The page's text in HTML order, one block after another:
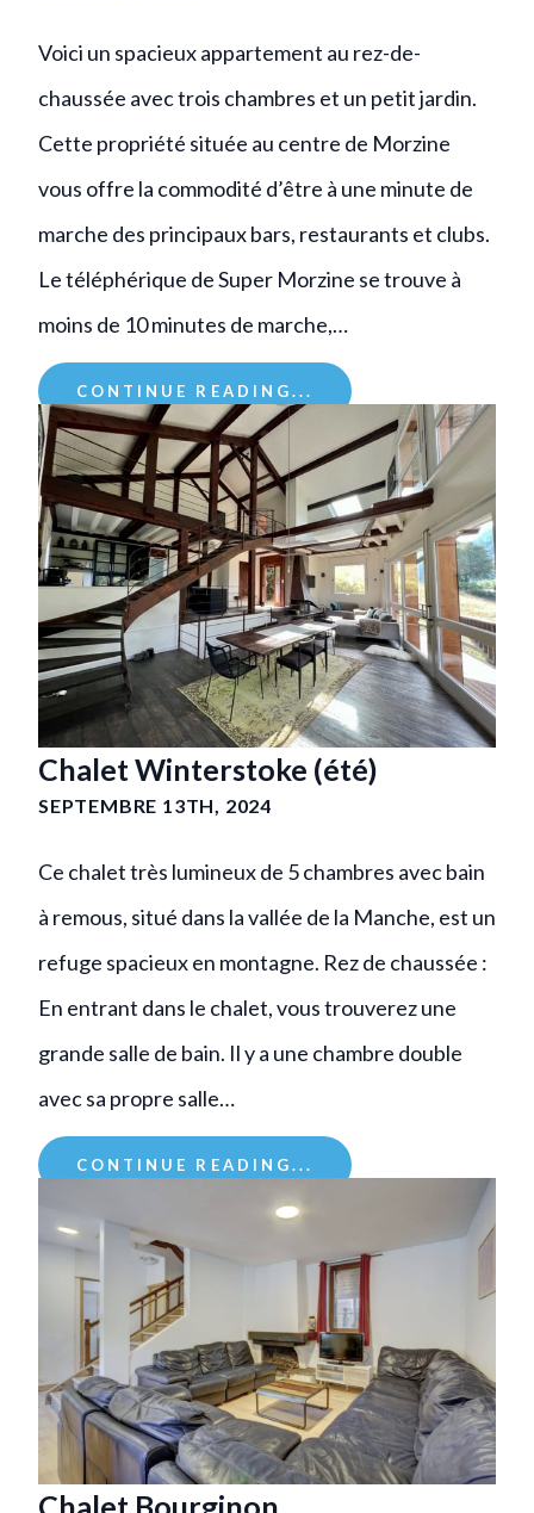
Voici un spacieux appartement au rez-de-
chaussée avec trois chambres et un petit jardin.
Cette propriété située au centre de Morzine
vous offre la commodité d’être à une minute de
marche des principaux bars, restaurants et clubs.
Le téléphérique de Super Morzine se trouve à
moins de 10 minutes de marche,…
CONTINUE READING...
Chalet Winterstoke (été)
SEPTEMBRE 13TH, 2024
Ce chalet très lumineux de 5 chambres avec bain
à remous, situé dans la vallée de la Manche, est un
refuge spacieux en montagne. Rez de chaussée :
En entrant dans le chalet, vous trouverez une
grande salle de bain. Il y a une chambre double
avec sa propre salle…
CONTINUE READING...
Chalet Bourginon